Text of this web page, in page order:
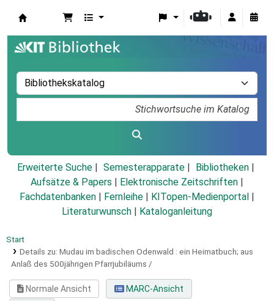
Erweiterte Suche Semesterapparate
Bibliotheken
Aufsätze & Papers
Elektronische Zeitschriften
Fachdatenbanken
Fernleihe KITopen-Medienportal
Literaturwunsch
Kataloganleitung
Start
Details zu: Mudau im badischen Odenwald : ein Heimatbuch; aus
Anlaß des 500jährigen Pfarrjubiläums /
Normale Ansicht
MARC-Ansicht